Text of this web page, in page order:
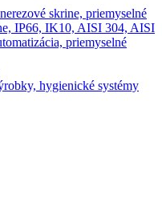
skrine, priemyselné
IP66, IK10, AISI 304, AISI
priemyselné
hygienické systémy